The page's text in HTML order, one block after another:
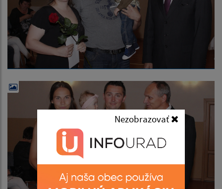
Nezobrazovať